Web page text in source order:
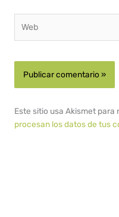
Este sitio usa Akismet para
procesan los datos de tus